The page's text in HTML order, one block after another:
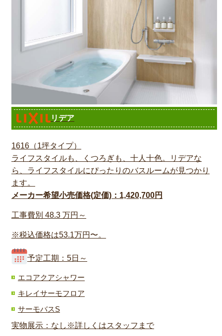
リデア
1616（1坪タイプ）
ライフスタイルも、くつろぎも、十人十色。リデアな
ら、ライフスタイルにぴったりのバスルームが見つかり
ます。
メーカー希望小売価格(定価)：1,420,700円
工事費別 48.3 万円～
※税込価格は53.1万円〜。
予定工期：5日～
エコアクアシャワー
キレイサーモフロア
サーモバスS
実物展示：なし※詳しくはスタッフまで